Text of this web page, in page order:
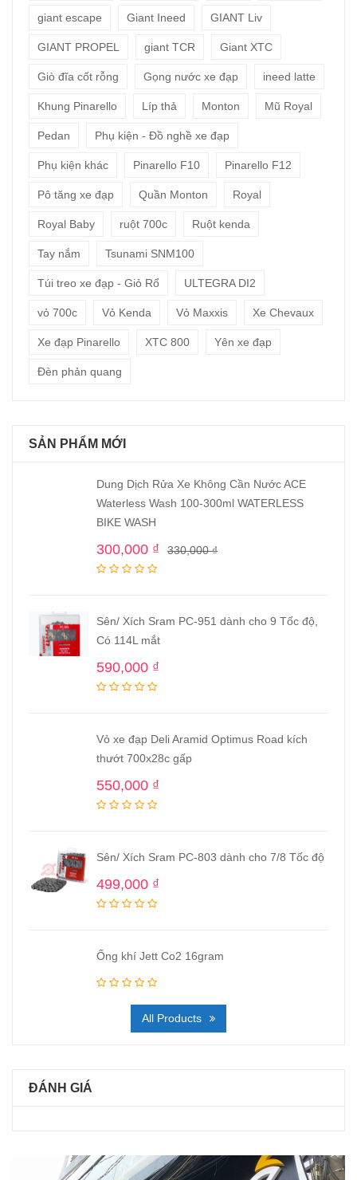
giant escape Giant Ineed GIANT Liv
GIANT PROPEL giant TCR Giant XTC
Giò đĩa cốt rỗng Gọng nước xe đạp ineed latte
Khung Pinarello Líp thả Monton Mũ Royal
Pedan Phụ kiện - Đồ nghề xe đạp
Phụ kiện khác Pinarello F10 Pinarello F12
Pô tăng xe đạp Quần Monton Royal
Royal Baby ruột 700c Ruột kenda
Tay nắm Tsunami SNM100
Túi treo xe đạp - Giỏ Rổ ULTEGRA DI2
vỏ 700c Vỏ Kenda Vỏ Maxxis Xe Chevaux
Xe đạp Pinarello XTC 800 Yên xe đạp
Đèn phản quang
SẢN PHẨM MỚI
Dung Dịch Rửa Xe Không Cần Nước ACE
Waterless Wash 100-300ml WATERLESS
BIKE WASH
330,000₫
300,000 ₫
Sên/ Xích Sram PC-951 dành cho 9 Tốc độ,
Có 114L mắt
590,000 ₫
Vỏ xe đạp Deli Aramid Optimus Road kích
thướt 700x28c gấp
550,000 ₫
Sên/ Xích Sram PC-803 dành cho 7/8 Tốc độ
499,000 ₫
Ống khí Jett Co2 16gram
All Products
ĐÁNH GIÁ